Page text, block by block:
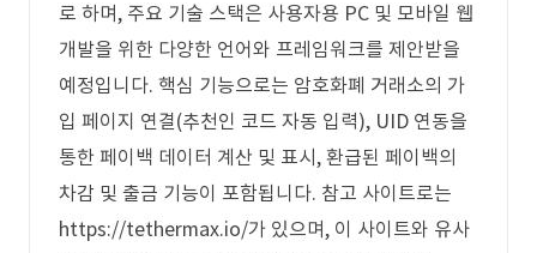
로 하며, 주요 기술 스택은 사용자용 PC 및 모바일 웹
개발을 위한 다양한 언어와 프레임워크를 제안받을
예정입니다. 핵심 기능으로는 암호화폐 거래소의 가
입 페이지 연결(추천인 코드 자동 입력), UID 연동을
통한 페이백 데이터 계산 및 표시, 환급된 페이백의
차감 및 출금 기능이 포함됩니다. 참고 사이트로는
https://tethermax.io/가 있으며, 이 사이트와 유사